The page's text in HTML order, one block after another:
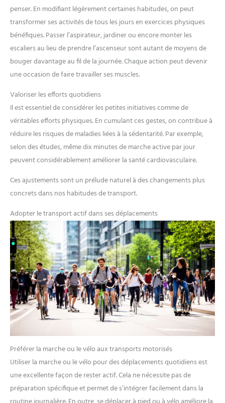
penser. En modifiant légèrement certaines habitudes, on peut
transformer ses activités de tous les jours en exercices physiques
bénéfiques. Passer l’aspirateur, jardiner ou encore monter les
escaliers au lieu de prendre l’ascenseur sont autant de moyens de
bouger davantage au fil de la journée. Chaque action peut devenir
une occasion de faire travailler ses muscles.
Valoriser les efforts quotidiens
Il est essentiel de considérer les petites initiatives comme de
véritables efforts physiques. En cumulant ces gestes, on contribue à
réduire les risques de maladies liées à la sédentarité. Par exemple,
selon des études, même dix minutes de marche active par jour
peuvent considérablement améliorer la santé cardiovasculaire.
Ces ajustements sont un prélude naturel à des changements plus
concrets dans nos habitudes de transport.
Adopter le transport actif dans ses déplacements
Préférer la marche ou le vélo aux transports motorisés
Utiliser la marche ou le vélo pour des déplacements quotidiens est
une excellente façon de rester actif. Cela ne nécessite pas de
préparation spécifique et permet de s’intégrer facilement dans la